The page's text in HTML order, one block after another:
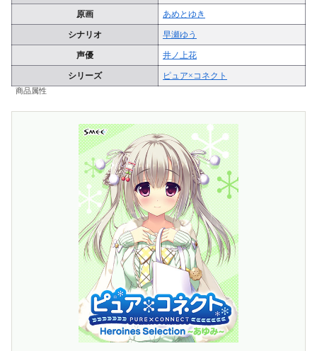
原画 あめとゆき
シナリオ 早瀬ゆう
声優 井ノ上花
シリーズ ピュア×コネクト
商品属性